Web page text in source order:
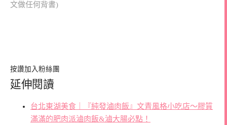
文做任何背書)
按讚加入粉絲團
延伸閱讀
台北東湖美食｜『純發滷肉飯』文青風格小吃店～膠質
滿滿的肥肉派滷肉飯&滷大腸必點！